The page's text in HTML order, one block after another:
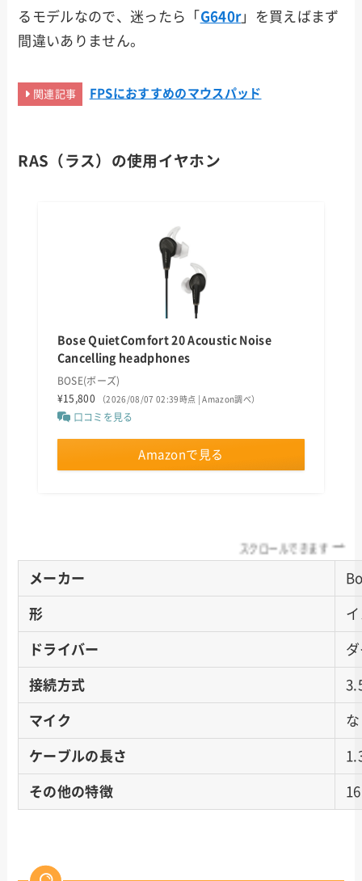
るモデルなので、迷ったら「 G640r」を買えばまず
間違いありません。
関連記事 FPSにおすすめのマウスパッド
RAS（ラス）の使用イヤホン
Bose QuietComfort 20 Acoustic Noise
Cancelling headphones
BOSE(ボーズ)
¥15,800
（2026/08/07 02:39時点 | Amazon調べ）
口コミを見る
Amazonで見る
スクロールできます
メーカー
形
ドライバー
接続方式
マイク
ケーブルの長さ
その他の特徴